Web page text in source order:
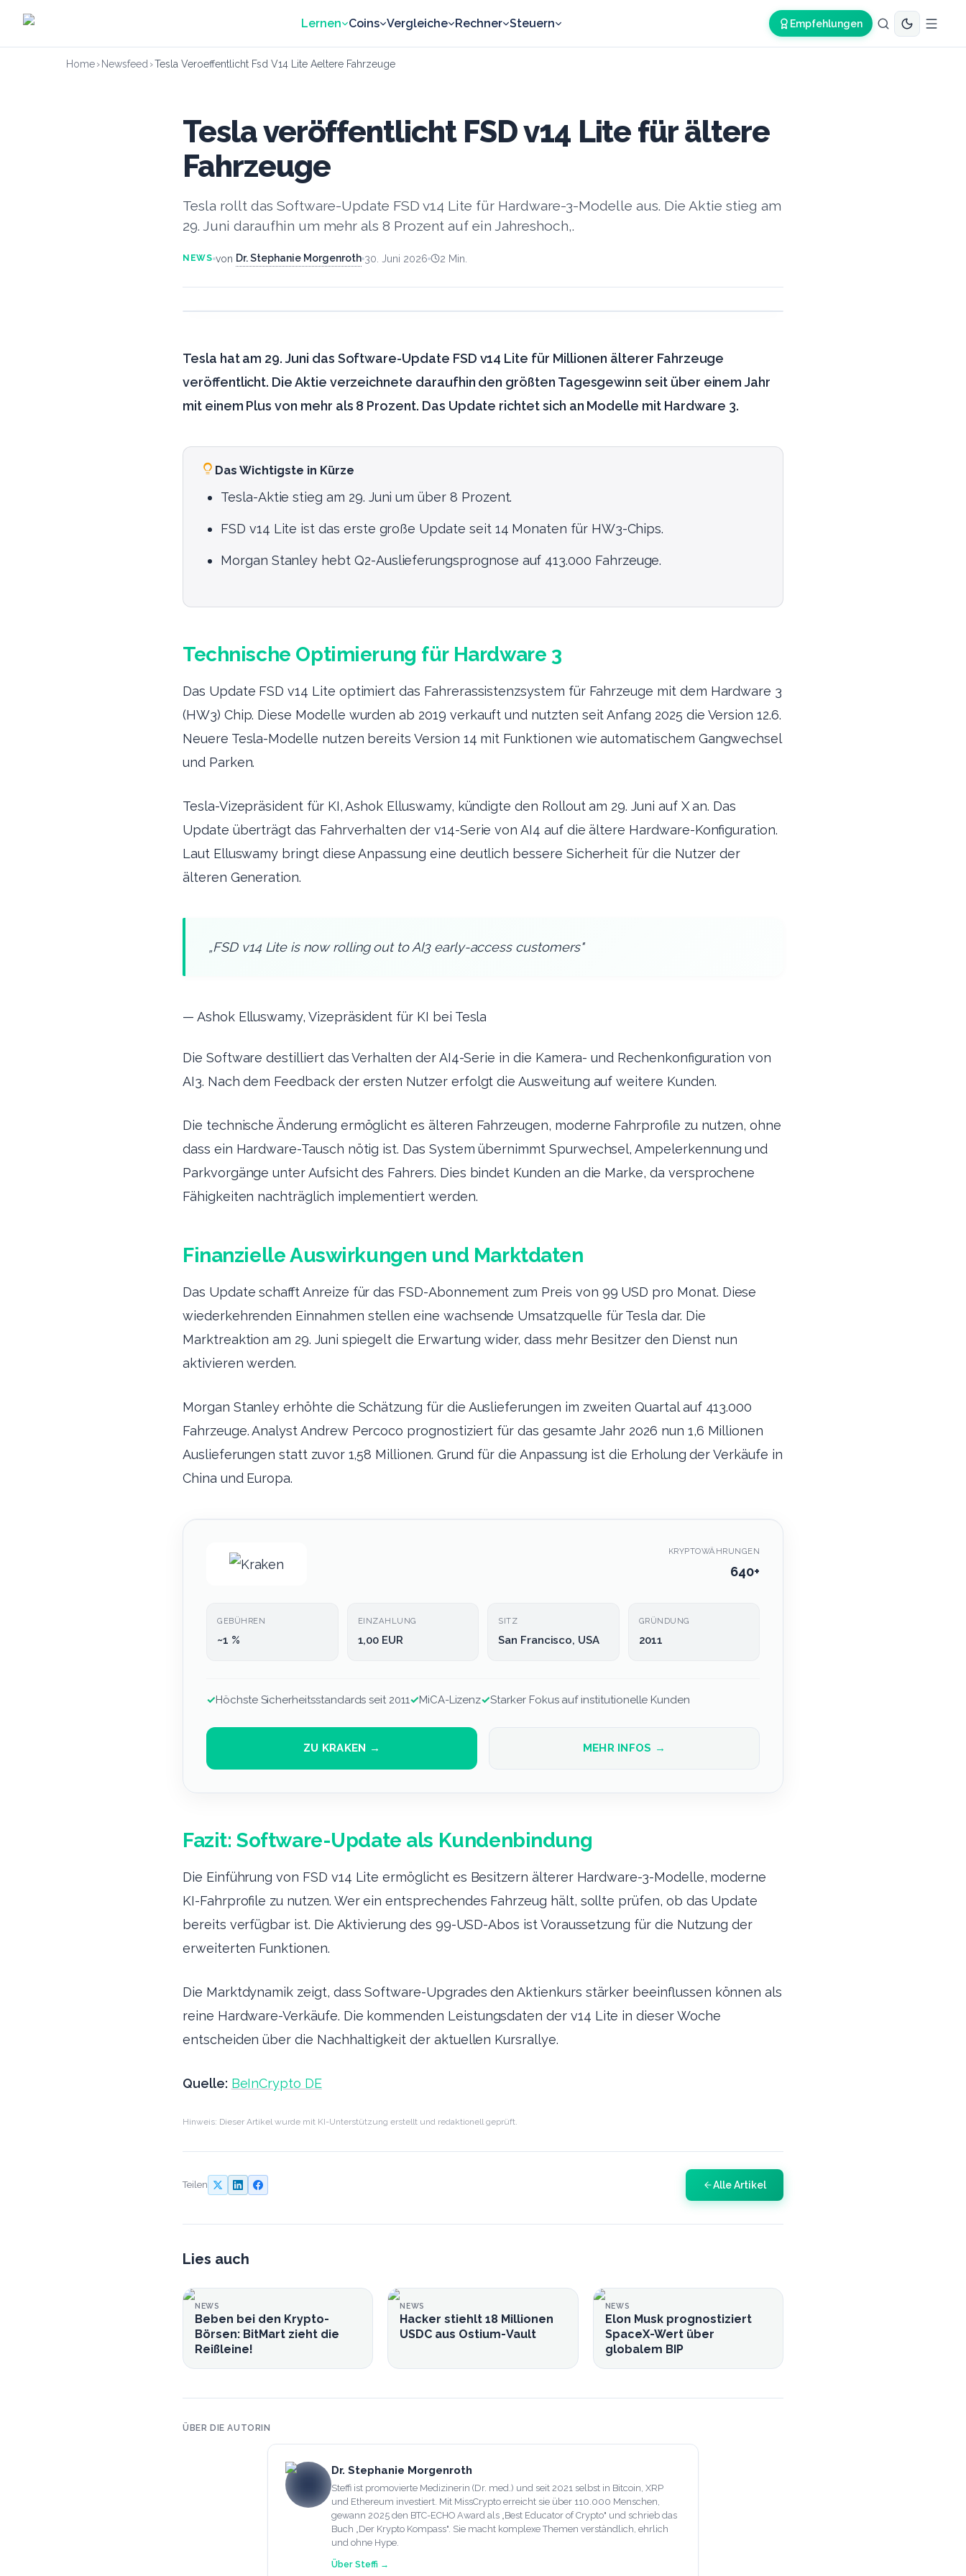
Lernen
Coins Vergleiche Rechner Steuern Empfehlungen
Home› Newsfeed ›Tesla Veroeffentlicht Fsd V14 Lite Aeltere Fahrzeuge
Tesla veröffentlicht FSD v14 Lite für ältere
Fahrzeuge
Tesla rollt das Software-Update FSD v14 Lite für Hardware-3-Modelle aus. Die Aktie stieg am
29. Juni daraufhin um mehr als 8 Prozent auf ein Jahreshoch,.
NEWS von Dr. Stephanie Morgenroth 30. Juni 2026 2 Min.
Tesla hat am 29. Juni das Software-Update FSD v14 Lite für Millionen älterer Fahrzeuge
veröffentlicht. Die Aktie verzeichnete daraufhin den größten Tagesgewinn seit über einem Jahr
mit einem Plus von mehr als 8 Prozent. Das Update richtet sich an Modelle mit Hardware 3.
Das Wichtigste in Kürze
Tesla-Aktie stieg am 29. Juni um über 8 Prozent.
FSD v14 Lite ist das erste große Update seit 14 Monaten für HW3-Chips.
Morgan Stanley hebt Q2-Auslieferungsprognose auf 413.000 Fahrzeuge.
Technische Optimierung für Hardware 3
Das Update FSD v14 Lite optimiert das Fahrerassistenzsystem für Fahrzeuge mit dem Hardware 3
(HW3) Chip. Diese Modelle wurden ab 2019 verkauft und nutzten seit Anfang 2025 die Version 12.6.
Neuere Tesla-Modelle nutzen bereits Version 14 mit Funktionen wie automatischem Gangwechsel
und Parken.
Tesla-Vizepräsident für KI, Ashok Elluswamy, kündigte den Rollout am 29. Juni auf X an. Das
Update überträgt das Fahrverhalten der v14-Serie von AI4 auf die ältere Hardware-Konfiguration.
Laut Elluswamy bringt diese Anpassung eine deutlich bessere Sicherheit für die Nutzer der
älteren Generation.
„FSD v14 Lite is now rolling out to AI3 early-access customers"
— Ashok Elluswamy, Vizepräsident für KI bei Tesla
Die Software destilliert das Verhalten der AI4-Serie in die Kamera- und Rechenkonfiguration von
AI3. Nach dem Feedback der ersten Nutzer erfolgt die Ausweitung auf weitere Kunden.
Die technische Änderung ermöglicht es älteren Fahrzeugen, moderne Fahrprofile zu nutzen, ohne
dass ein Hardware-Tausch nötig ist. Das System übernimmt Spurwechsel, Ampelerkennung und
Parkvorgänge unter Aufsicht des Fahrers. Dies bindet Kunden an die Marke, da versprochene
Fähigkeiten nachträglich implementiert werden.
Finanzielle Auswirkungen und Marktdaten
Das Update schafft Anreize für das FSD-Abonnement zum Preis von 99 USD pro Monat. Diese
wiederkehrenden Einnahmen stellen eine wachsende Umsatzquelle für Tesla dar. Die
Marktreaktion am 29. Juni spiegelt die Erwartung wider, dass mehr Besitzer den Dienst nun
aktivieren werden.
Morgan Stanley erhöhte die Schätzung für die Auslieferungen im zweiten Quartal auf 413.000
Fahrzeuge. Analyst Andrew Percoco prognostiziert für das gesamte Jahr 2026 nun 1,6 Millionen
Auslieferungen statt zuvor 1,58 Millionen. Grund für die Anpassung ist die Erholung der Verkäufe in
China und Europa.
KRYPTOWÄHRUNGEN
640+
GEBÜHREN
~1 %
EINZAHLUNG
1,00 EUR
SITZ
San Francisco, USA
GRÜNDUNG
2011
✓Höchste Sicherheitsstandards seit 2011✓MiCA-Lizenz✓Starker Fokus auf institutionelle Kunden
ZU KRAKEN → MEHR INFOS →
Fazit: Software-Update als Kundenbindung
Die Einführung von FSD v14 Lite ermöglicht es Besitzern älterer Hardware-3-Modelle, moderne
KI-Fahrprofile zu nutzen. Wer ein entsprechendes Fahrzeug hält, sollte prüfen, ob das Update
bereits verfügbar ist. Die Aktivierung des 99-USD-Abos ist Voraussetzung für die Nutzung der
erweiterten Funktionen.
Die Marktdynamik zeigt, dass Software-Upgrades den Aktienkurs stärker beeinflussen können als
reine Hardware-Verkäufe. Die kommenden Leistungsdaten der v14 Lite in dieser Woche
entscheiden über die Nachhaltigkeit der aktuellen Kursrallye.
Quelle: BeInCrypto DE
Hinweis: Dieser Artikel wurde mit KI-Unterstützung erstellt und redaktionell geprüft.
Teilen Alle Artikel
Lies auch
NEWS
Beben bei den Krypto-
Börsen: BitMart zieht die
Reißleine!
NEWS
Hacker stiehlt 18 Millionen
USDC aus Ostium-Vault
NEWS
Elon Musk prognostiziert
SpaceX-Wert über
globalem BIP
ÜBER DIE AUTORIN
Dr. Stephanie Morgenroth
Steffi ist promovierte Medizinerin (Dr. med.) und seit 2021 selbst in Bitcoin, XRP
und Ethereum investiert. Mit MissCrypto erreicht sie über 110.000 Menschen,
gewann 2025 den BTC-ECHO Award als „Best Educator of Crypto" und schrieb das
Buch „Der Krypto Kompass". Sie macht komplexe Themen verständlich, ehrlich
und ohne Hype.
Über Steffi →